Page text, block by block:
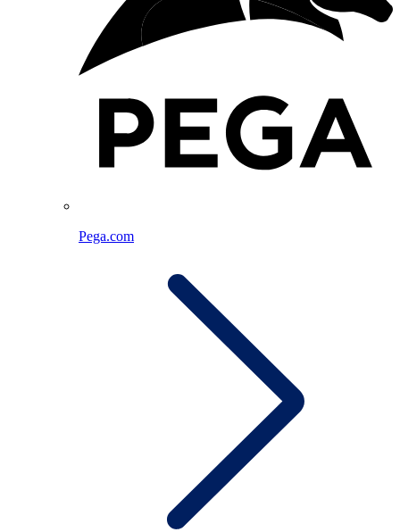
Pega.com